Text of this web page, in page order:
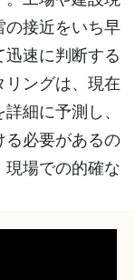
ム
象
保険
気象
ベ
ト
象
ーツ
気象
の接近をいち早
迅速に判断する
リングは、現在
細に予測し、
る必要があるの
現場での的確な